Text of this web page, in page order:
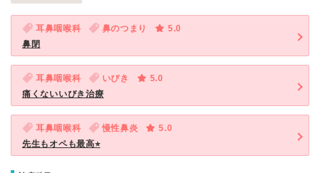
耳鼻咽喉科 鼻のつまり
5.0
鼻閉
耳鼻咽喉科 いびき
5.0
痛くないいびき治療
耳鼻咽喉科 慢性鼻炎
5.0
先生もオペも最高⭐︎